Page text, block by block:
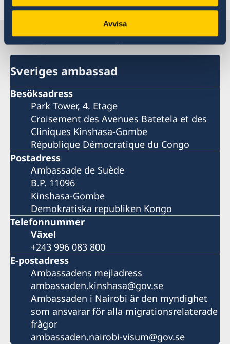
Avvisa
Sverige i D.R. Kongo
Sveriges ambassad
Besöksadress
Park Tower, 4. Etage
Croisement des Avenues Batetela et des
Cliniques Kinshasa-Gombe
République Démocratique du Congo
Postadress
Ambassade de Suède
B.P. 11096
Kinshasa-Gombe
Demokratiska republiken Kongo
Telefonnummer
Växel
+243 996 083 800
E-postadress
Ambassadens mejladress
ambassaden.kinshasa@gov.se
Ambassaden i Nairobi är den myndighet
som ansvarar för alla migrationsrelaterade
frågor
ambassaden.nairobi-visum@gov.se